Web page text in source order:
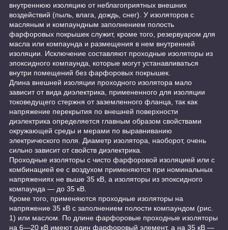
внутреннюю изоляцию от неблагоприятных внешних
воздействий (пыль, влага, дождь, снег). У изоляторов с
масляным и компаундным заполнением полость
фарфоровых покрышек служит, кроме того, резервуаром для
масла или компаунда и размещения в нем внутренней
изоляции. Исключение составляют проходные изоляторы из
эпоксидного компаунда, которые могут устанавливаться
внутри помещений без фарфоровых покрышек.
Длина внешней изоляции проходного изолятора мало
зависит от вида диэлектрика, примененного для изоляции
токоведущего стержня от заземленного фланца, так как
напряжение перекрытия по внешней поверхности
диэлектрика определяется главным образом свойствами
окружающей среды и мерами по выравниванию
электрического поля. Диаметр изолятора, наоборот, очень
сильно зависит от свойств диэлектрика.
Проходные изоляторы с чисто фарфоровой изоляцией или с
комбинацией ее с воздухом применяются при номинальных
напряжениях не выше 35 кВ, а изоляторы из эпоксидного
компаунда — до 35 кВ.
Кроме того, применяются проходные изоляторы на
напряжение 35 кВ с заполнением полости компаундом (рис.
1) или маслом. По длине фарфоровые проходные изоляторы
на 6—20 кВ имеют один фарфоровый элемент, а на 35 кВ —